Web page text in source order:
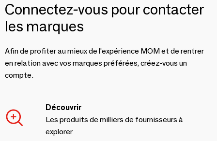
Connectez-vous pour contacter
les marques
Afin de profiter au mieux de l'expérience MOM et de rentrer
en relation avec vos marques préférées, créez-vous un
compte.
Découvrir
Les produits de milliers de fournisseurs à
explorer